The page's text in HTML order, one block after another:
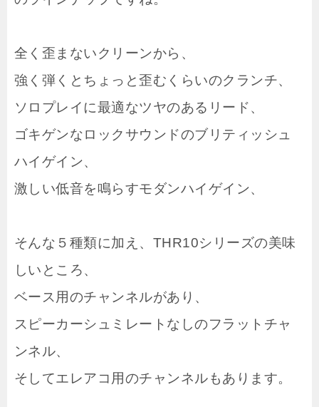
全く歪まないクリーンから、
強く弾くとちょっと歪むくらいのクランチ、
ソロプレイに最適なツヤのあるリード、
ゴキゲンなロックサウンドのブリティッシュ
ハイゲイン、
激しい低音を鳴らすモダンハイゲイン、
そんな５種類に加え、THR10シリーズの美味
しいところ、
ベース用のチャンネルがあり、
スピーカーシュミレートなしのフラットチャ
ンネル、
そしてエレアコ用のチャンネルもあります。